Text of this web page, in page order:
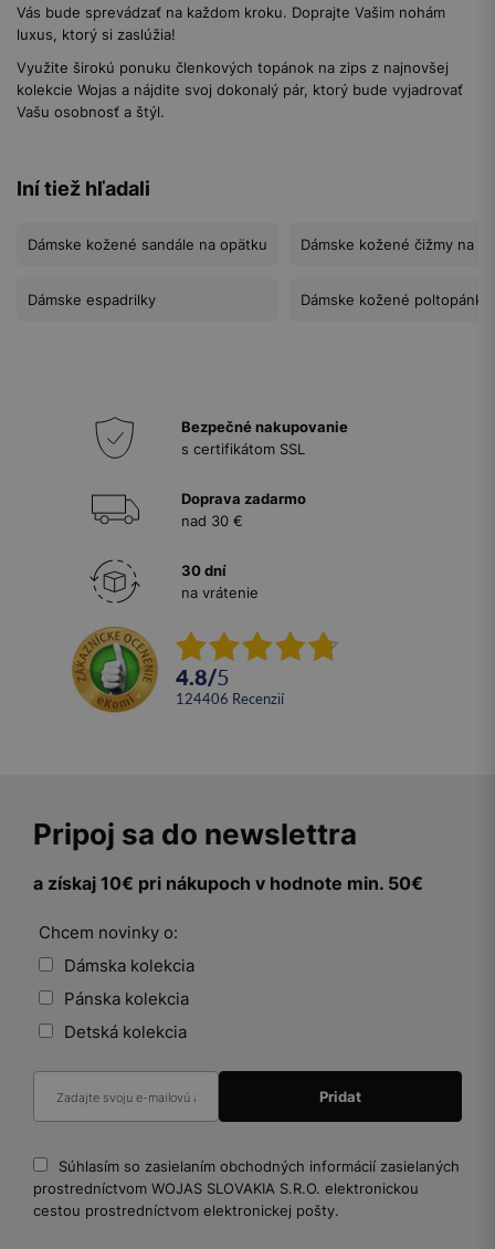
Vás bude sprevádzať na každom kroku. Doprajte Vašim nohám
luxus, ktorý si zaslúžia!
Využite širokú ponuku členkových topánok na zips z najnovšej
kolekcie Wojas a nájdite svoj dokonalý pár, ktorý bude vyjadrovať
Vašu osobnosť a štýl.
Iní tiež hľadali
Dámske kožené sandále na opätku
Dámske espadrilky
Dámske kožené čižmy na
Dámske kožené poltopánky
Bezpečné nakupovanie
s certifikátom SSL
Doprava zadarmo
nad 30 €
30 dní
na vrátenie
4.8/5
124406 recenzií
Pripoj sa do newslettra
a získaj 10€ pri nákupoch v hodnote min. 50€
Chcem novinky o:
Dámska kolekcia
Pánska kolekcia
Detská kolekcia
Súhlasím so zasielaním obchodných informácií zasielaných
prostredníctvom WOJAS SLOVAKIA S.R.O. elektronickou
cestou prostredníctvom elektronickej pošty.